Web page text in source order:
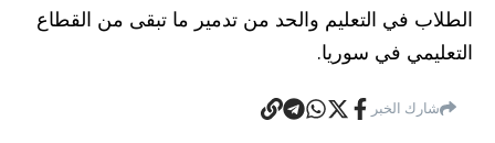
الطلاب في التعليم والحد من تدمير ما تبقى من القطاع
التعليمي في سوريا.
شارك الخبر